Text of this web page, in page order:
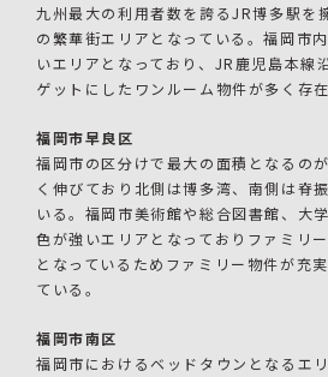
九州最大の利用者数を誇るJR博多駅を
の繁華街エリアとなっている。福岡市
いエリアとなっており、JR鹿児島本線
ゲットにしたワンルーム物件が多く存在
福岡市早良区
福岡市の区分けで最大の面積となるの
く伸びており北側は博多湾、南側は脊
いる。福岡市美術館や総合図書館、大
色が強いエリアとなっておりファミリ
となっているためファミリー物件が充
ている。
福岡市南区
福岡市におけるベッドタウンとなるエ